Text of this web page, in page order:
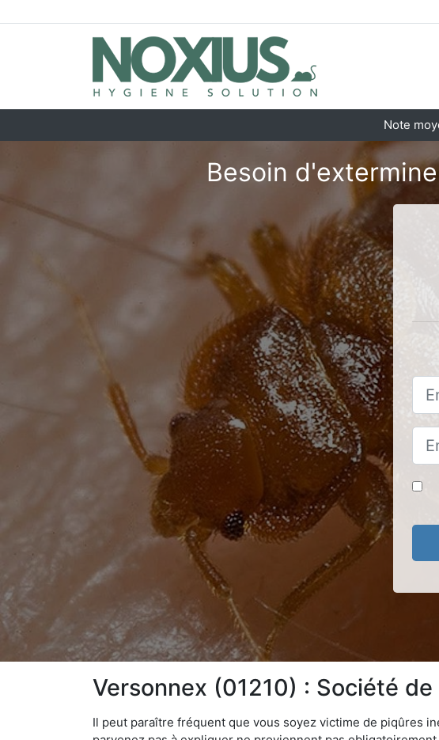
Note
Besoin
Versonnex (01210) : Société
Il peut paraître fréquent que vous soyez victime de piqûres